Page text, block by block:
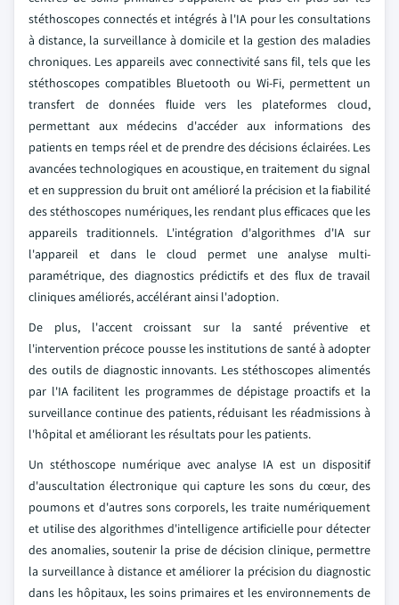
stéthoscopes connectés et intégrés à l'IA pour les consultations
à distance, la surveillance à domicile et la gestion des maladies
chroniques. Les appareils avec connectivité sans fil, tels que les
stéthoscopes compatibles Bluetooth ou Wi-Fi, permettent un
transfert de données fluide vers les plateformes cloud,
permettant aux médecins d'accéder aux informations des
patients en temps réel et de prendre des décisions éclairées. Les
avancées technologiques en acoustique, en traitement du signal
et en suppression du bruit ont amélioré la précision et la fiabilité
des stéthoscopes numériques, les rendant plus efficaces que les
appareils traditionnels. L'intégration d'algorithmes d'IA sur
l'appareil et dans le cloud permet une analyse multi-
paramétrique, des diagnostics prédictifs et des flux de travail
cliniques améliorés, accélérant ainsi l'adoption.
De plus, l'accent croissant sur la santé préventive et
l'intervention précoce pousse les institutions de santé à adopter
des outils de diagnostic innovants. Les stéthoscopes alimentés
par l'IA facilitent les programmes de dépistage proactifs et la
surveillance continue des patients, réduisant les réadmissions à
l'hôpital et améliorant les résultats pour les patients.
Un stéthoscope numérique avec analyse IA est un dispositif
d'auscultation électronique qui capture les sons du cœur, des
poumons et d'autres sons corporels, les traite numériquement
et utilise des algorithmes d'intelligence artificielle pour détecter
des anomalies, soutenir la prise de décision clinique, permettre
la surveillance à distance et améliorer la précision du diagnostic
dans les hôpitaux, les soins primaires et les environnements de